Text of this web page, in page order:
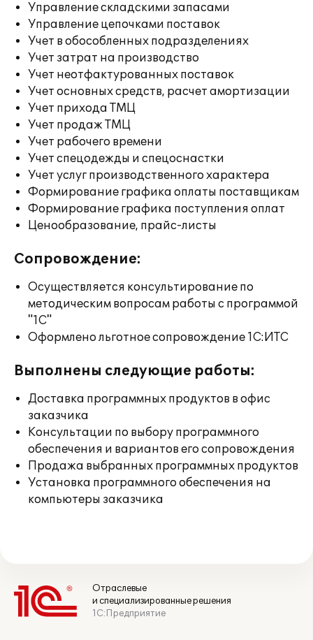
Управление складскими запасами
Управление цепочками поставок
Учет в обособленных подразделениях
Учет затрат на производство
Учет неотфактурованных поставок
Учет основных средств, расчет амортизации
Учет прихода ТМЦ
Учет продаж ТМЦ
Учет рабочего времени
Учет спецодежды и спецоснастки
Учет услуг производственного характера
Формирование графика оплаты поставщикам
Формирование графика поступления оплат
Ценообразование, прайс-листы
Сопровождение:
Осуществляется консультирование по
методическим вопросам работы с программой
"1С"
Оформлено льготное сопровождение 1С:ИТС
Выполнены следующие работы:
Доставка программных продуктов в офис
заказчика
Консультации по выбору программного
обеспечения и вариантов его сопровождения
Продажа выбранных программных продуктов
Установка программного обеспечения на
компьютеры заказчика
Отраслевые
и специализированные решения
1С:Предприятие